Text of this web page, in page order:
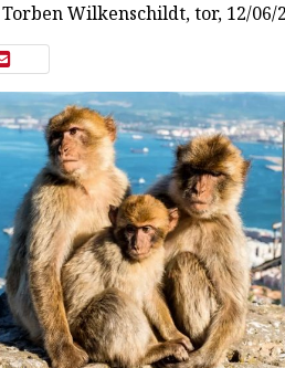
Torben Wilkenschildt, tor, 12/06/